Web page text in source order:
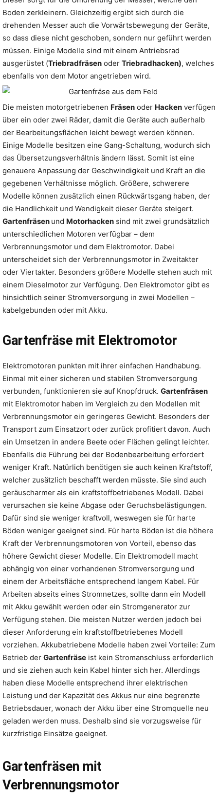
Boden zerkleinern. Gleichzeitig ergibt sich durch die
drehenden Messer auch die Vorwärtsbewegung der Geräte,
so dass diese nicht geschoben, sondern nur geführt werden
müssen. Einige Modelle sind mit einem Antriebsrad
ausgerüstet (Triebradfräsen oder Triebradhacken), welches
ebenfalls von dem Motor angetrieben wird.
Die meisten motorgetriebenen Fräsen oder Hacken verfügen
über ein oder zwei Räder, damit die Geräte auch außerhalb
der Bearbeitungsflächen leicht bewegt werden können.
Einige Modelle besitzen eine Gang-Schaltung, wodurch sich
das Übersetzungsverhältnis ändern lässt. Somit ist eine
genauere Anpassung der Geschwindigkeit und Kraft an die
gegebenen Verhältnisse möglich. Größere, schwerere
Modelle können zusätzlich einen Rückwärtsgang haben, der
die Handlichkeit und Wendigkeit dieser Geräte steigert.
Gartenfräsen und Motorhacken sind mit zwei grundsätzlich
unterschiedlichen Motoren verfügbar – dem
Verbrennungsmotor und dem Elektromotor. Dabei
unterscheidet sich der Verbrennungsmotor in Zweitakter
oder Viertakter. Besonders größere Modelle stehen auch mit
einem Dieselmotor zur Verfügung. Den Elektromotor gibt es
hinsichtlich seiner Stromversorgung in zwei Modellen –
kabelgebunden oder mit Akku.
Gartenfräse mit Elektromotor
Elektromotoren punkten mit ihrer einfachen Handhabung.
Einmal mit einer sicheren und stabilen Stromversorgung
verbunden, funktionieren sie auf Knopfdruck. Gartenfräsen
mit Elektromotor haben im Vergleich zu den Modellen mit
Verbrennungsmotor ein geringeres Gewicht. Besonders der
Transport zum Einsatzort oder zurück profitiert davon. Auch
ein Umsetzen in andere Beete oder Flächen gelingt leichter.
Ebenfalls die Führung bei der Bodenbearbeitung erfordert
weniger Kraft. Natürlich benötigen sie auch keinen Kraftstoff,
welcher zusätzlich beschafft werden müsste. Sie sind auch
geräuscharmer als ein kraftstoffbetriebenes Modell. Dabei
verursachen sie keine Abgase oder Geruchsbelästigungen.
Dafür sind sie weniger kraftvoll, weswegen sie für harte
Böden weniger geeignet sind. Für harte Böden ist die höhere
Kraft der Verbrennungsmotoren von Vorteil, ebenso das
höhere Gewicht dieser Modelle. Ein Elektromodell macht
abhängig von einer vorhandenen Stromversorgung und
einem der Arbeitsfläche entsprechend langem Kabel. Für
Arbeiten abseits eines Stromnetzes, sollte dann ein Modell
mit Akku gewählt werden oder ein Stromgenerator zur
Verfügung stehen. Die meisten Nutzer werden jedoch bei
dieser Anforderung ein kraftstoffbetriebenes Modell
vorziehen. Akkubetriebene Modelle haben zwei Vorteile: Zum
Betrieb der Gartenfräse ist kein Stromanschluss erforderlich
und sie ziehen auch kein Kabel hinter sich her. Allerdings
haben diese Modelle entsprechend ihrer elektrischen
Leistung und der Kapazität des Akkus nur eine begrenzte
Betriebsdauer, wonach der Akku über eine Stromquelle neu
geladen werden muss. Deshalb sind sie vorzugsweise für
kurzfristige Einsätze geeignet.
Gartenfräsen mit
Verbrennungsmotor